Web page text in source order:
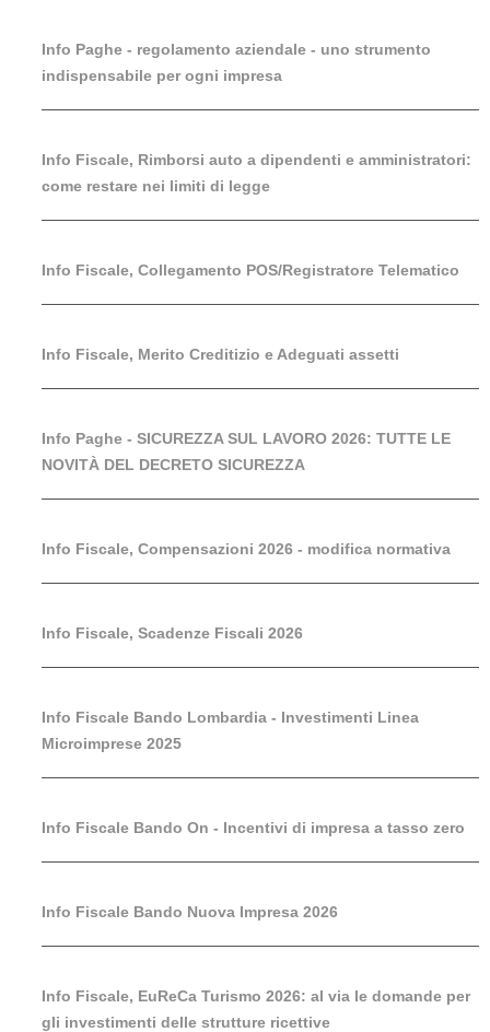
Info Paghe - regolamento aziendale - uno strumento
indispensabile per ogni impresa
Info Fiscale, Rimborsi auto a dipendenti e amministratori:
come restare nei limiti di legge
Info Fiscale, Collegamento POS/Registratore Telematico
Info Fiscale, Merito Creditizio e Adeguati assetti
Info Paghe - SICUREZZA SUL LAVORO 2026: TUTTE LE
NOVITÀ DEL DECRETO SICUREZZA
Info Fiscale, Compensazioni 2026 - modifica normativa
Info Fiscale, Scadenze Fiscali 2026
Info Fiscale Bando Lombardia - Investimenti Linea
Microimprese 2025
Info Fiscale Bando On - Incentivi di impresa a tasso zero
Info Fiscale Bando Nuova Impresa 2026
Info Fiscale, EuReCa Turismo 2026: al via le domande per
gli investimenti delle strutture ricettive